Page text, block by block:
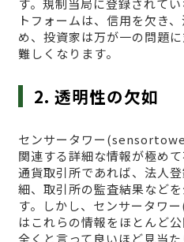
す。規制当局に登録されて
トフォームは、信用を欠き
め、投資家は万が一の問題
難しくなります。
2. 透明性の欠如
センサータワー
関連する詳細な情報が極め
通貨取引所であれば、法人
細、取引所の監査結果など
す。しかし、センサータ
はこれらの情報をほとんど